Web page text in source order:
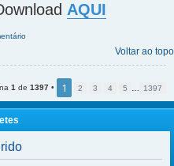
AQUI
Voltar ao topo
1 de 1397 • 1 2 3 4 5 1397